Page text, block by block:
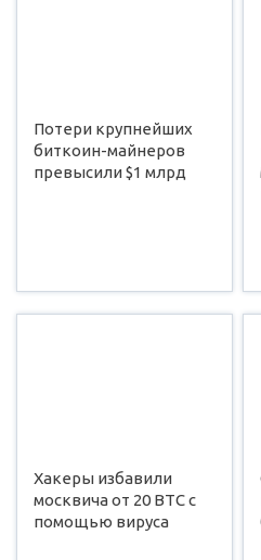
Потери крупнейших
биткоин-майнеров
превысили $1 млрд
Хакеры избавили
москвича от 20 BTC с
помощью вируса